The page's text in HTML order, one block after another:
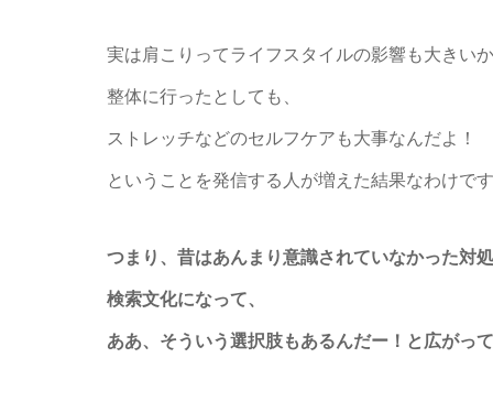
実は肩こりってライフスタイルの影響も大きい
整体に行ったとしても、
ストレッチなどのセルフケアも大事なんだよ！
ということを発信する人が増えた結果なわけです
つまり、昔はあんまり意識されていなかった対
検索文化になって、
ああ、そういう選択肢もあるんだー！と広がっ